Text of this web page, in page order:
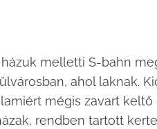
melletti S-bahn
ahol laknak.
mégis zavart
rendben tartott